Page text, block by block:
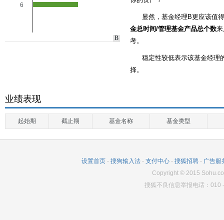
6
B
显然，基金经理B更应该值
金总时间/管理基金产品总个数
考。
稳定性较低表示该基金经理
择。
业绩表现
起始期 截止期 基金名称 基金类型
设置首页 - 搜狗输入法 - 支付中心 - 搜狐招聘 - 广告服
Copyright© 2015
搜狐不良信息举报电话：010